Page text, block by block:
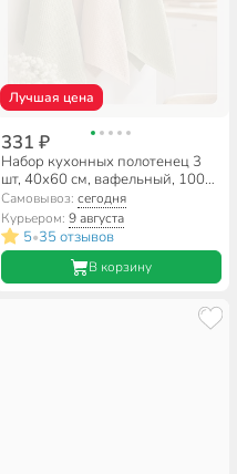
Лучшая цена
331 ₽
Набор кухонных полотенец 3
шт, 40х60 см, вафельный, 100%
хлопок, 270 г/м2, Silvano, Эльза,
бежевый, зеленый, Узбекистан
Самовывоз: сегодня
Курьером: 9 августа
5•35 отзывов
В корзину